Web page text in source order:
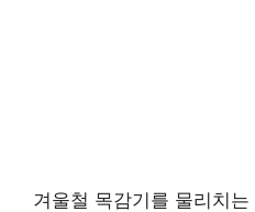
겨울철 목감기를 물리치는